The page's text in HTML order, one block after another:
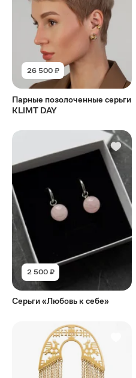
26 500 ₽
Парные позолоченные серьги
KLIMT DAY
2 500 ₽
Серьги «Любовь к себе»